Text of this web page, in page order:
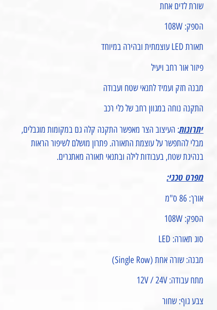
שורת לדים אחת
הספק: 108W
תאורת LED עוצמתית ובהירה במיוחד
פיזור אור רחב ויעיל
מבנה חזק ועמיד לתנאי שטח ועבודה
התקנה נוחה במגוון רחב של כלי רכב
יתרונות: העיצוב הצר מאפשר התקנה קלה גם במקומות מוגבלים,
מבלי להתפשר על עוצמת התאורה. פתרון מושלם לשיפור הראות
בנהיגת שטח, בעבודות לילה ובתנאי תאורה מאתגרים.
מפרט טכני:
אורך: 86 ס"מ
הספק: 108W
סוג תאורה: LED
מבנה: שורה אחת (Single Row)
מתח עבודה: 12V / 24V
צבע גוף: שחור